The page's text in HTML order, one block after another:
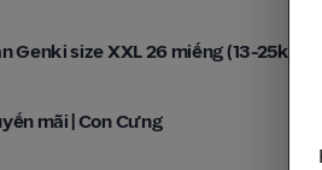
Genki size XXL 26 miếng (13-25kg)
mãi | Con Cưng